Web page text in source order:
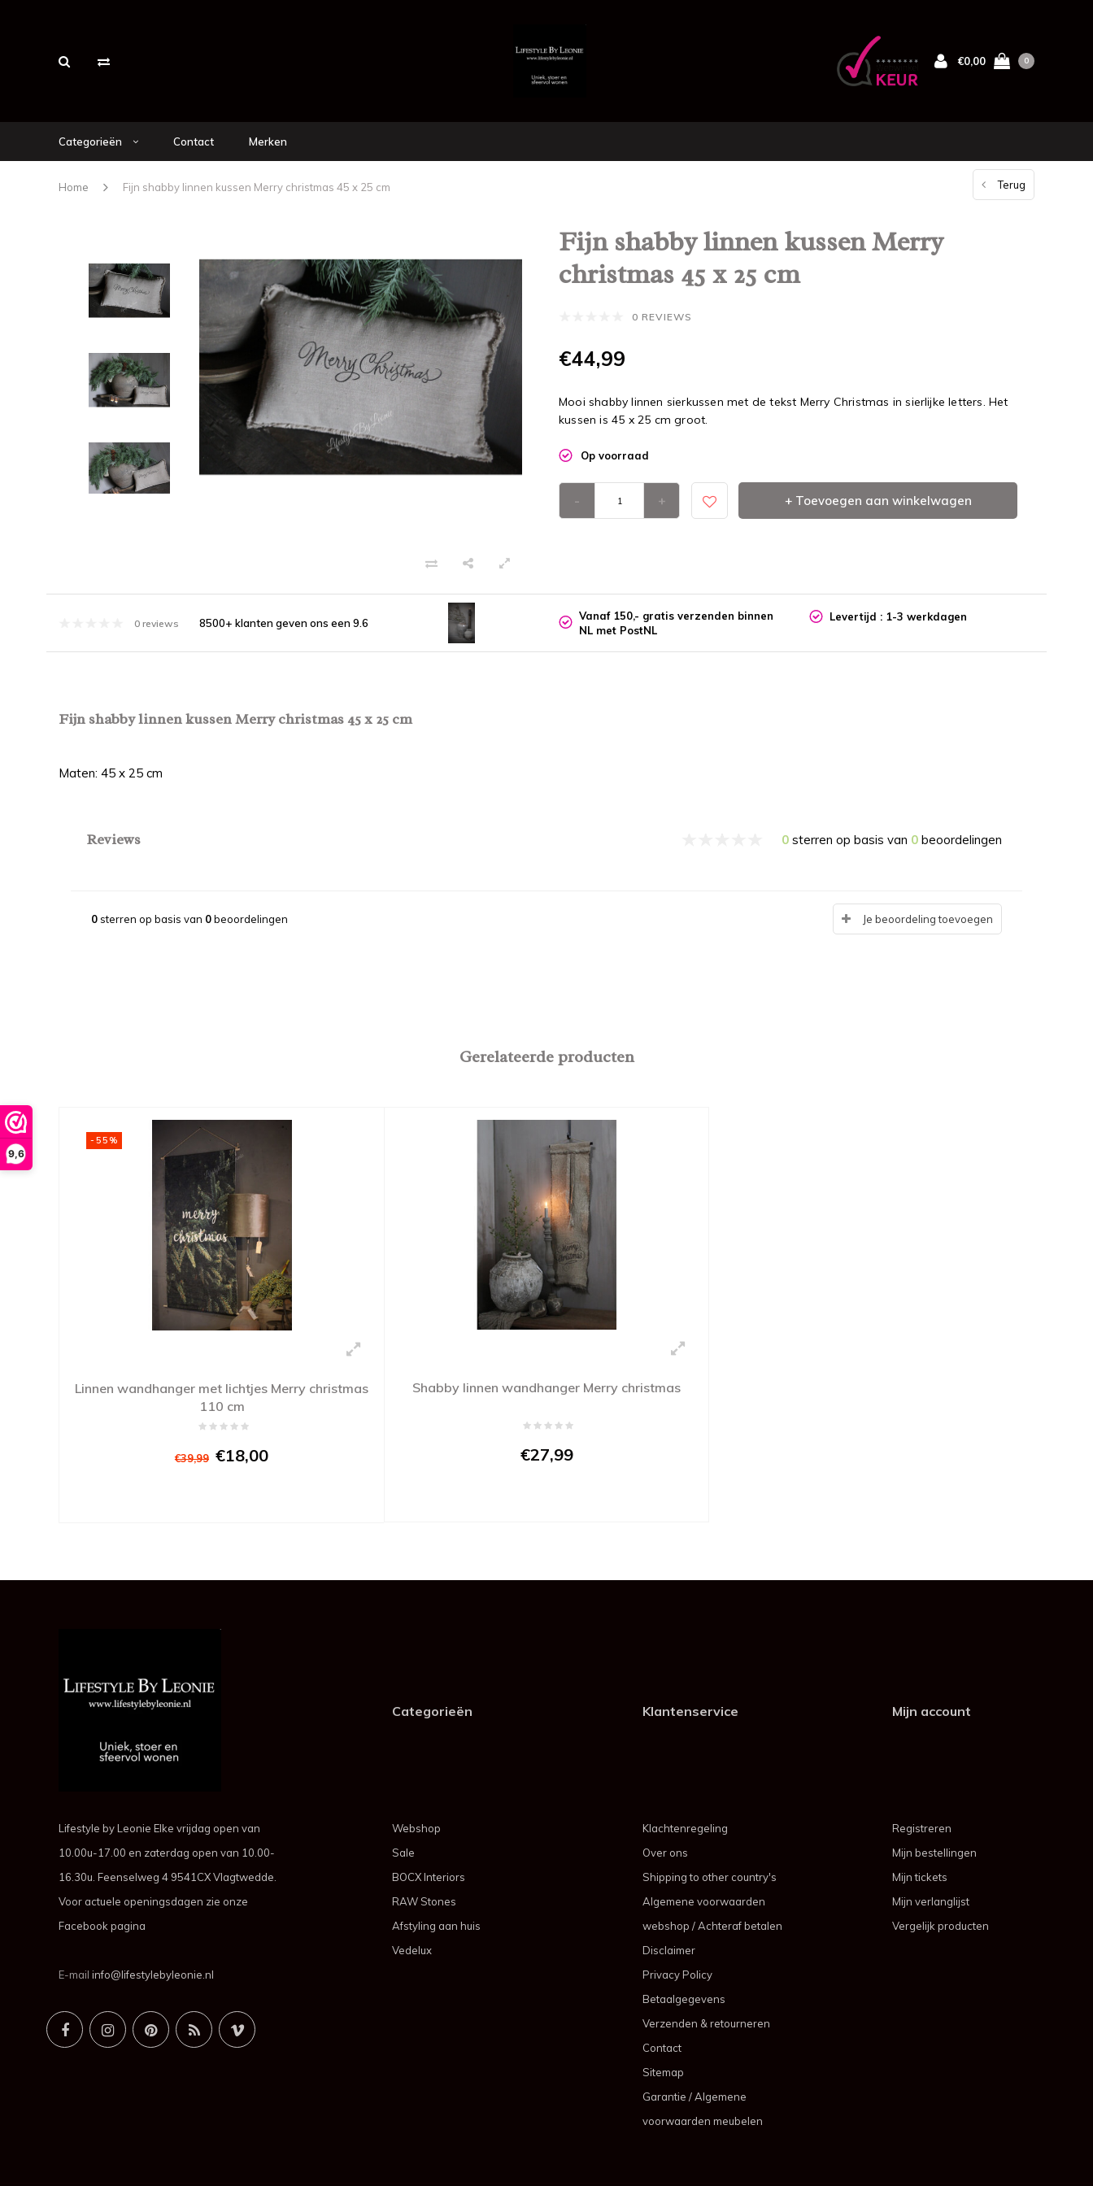
9,6
€0,00 0
Categorieën Contact Merken
Home Fijn shabby linnen kussen Merry christmas 45 x 25 cm Terug
Fijn shabby linnen kussen Merry
christmas 45 x 25 cm
0 REVIEWS
€44,99
Mooi shabby linnen sierkussen met de tekst Merry Christmas in sierlijke letters. Het
kussen is 45 x 25 cm groot.
Op voorraad
- + + Toevoegen aan winkelwagen
0 reviews 8500+ klanten geven ons een 9.6
Vanaf 150,- gratis verzenden binnen
NL met PostNL
Levertijd : 1-3 werkdagen
Fijn shabby linnen kussen Merry christmas 45 x 25 cm
Maten: 45 x 25 cm
Reviews 0 sterren op basis van 0 beoordelingen
0sterren op basis van 0beoordelingen Je beoordeling toevoegen
Gerelateerde producten
-55%
Linnen wandhanger met lichtjes Merry christmas
110 cm
€39,99 €18,00
Shabby linnen wandhanger Merry christmas
€27,99
Lifestyle by Leonie Elke vrijdag open van
10.00u-17.00 en zaterdag open van 10.00-
16.30u. Feenselweg 4 9541CX Vlagtwedde.
Voor actuele openingsdagen zie onze
Facebook pagina
E-mail info@lifestylebyleonie.nl
Categorieën
Webshop
Sale
BOCX Interiors
RAW Stones
Afstyling aan huis
Vedelux
Klantenservice
Klachtenregeling
Over ons
Shipping to other country's
Algemene voorwaarden
webshop / Achteraf betalen
Disclaimer
Privacy Policy
Betaalgegevens
Verzenden & retourneren
Contact
Sitemap
Garantie / Algemene
voorwaarden meubelen
Mijn account
Registreren
Mijn bestellingen
Mijn tickets
Mijn verlanglijst
Vergelijk producten